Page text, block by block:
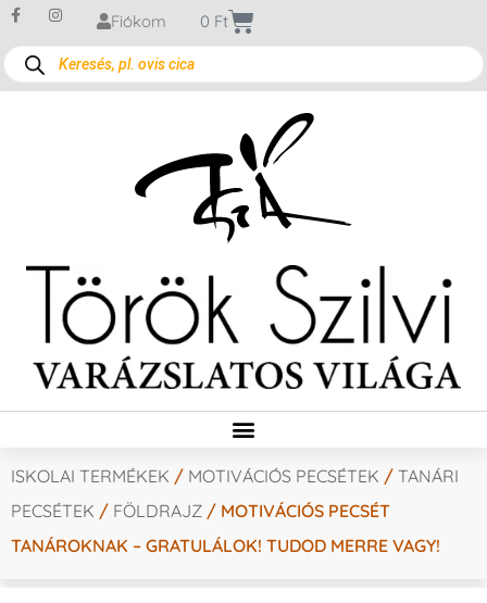
Fiókom 0 Ft
ISKOLAI TERMÉKEK / MOTIVÁCIÓS PECSÉTEK / TANÁRI
PECSÉTEK / FÖLDRAJZ / MOTIVÁCIÓS PECSÉT
TANÁROKNAK – GRATULÁLOK! TUDOD MERRE VAGY!